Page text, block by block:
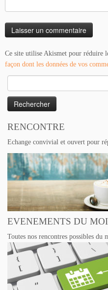
Ce site utilise Akismet pour réduire
façon dont les données de vos
RENCONTRE
Echange convivial et ouvert pour
EVENEMENTS DU
Toutes nos rencontres possibles du